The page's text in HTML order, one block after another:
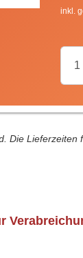
inkl.
Die